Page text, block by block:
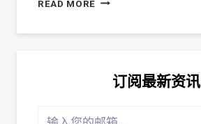
READ MORE
订阅最新资讯